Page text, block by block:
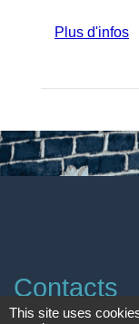
Plus d'infos
Contacts
This site uses